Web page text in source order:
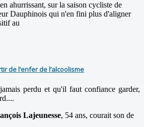
ahurrissant, sur la saison cycliste de
Dauphinois qui n'en fini plus d'aligner
au
de l’enfer de l’alcoolisme
perdu et qu'il faut confiance garder,
Lajeunesse, 54 ans, courait son de